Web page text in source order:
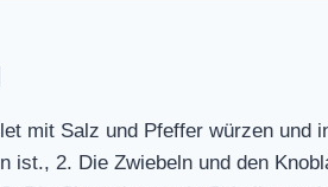
mit Salz und Pfeffer würzen und
ist., 2. Die Zwiebeln und den